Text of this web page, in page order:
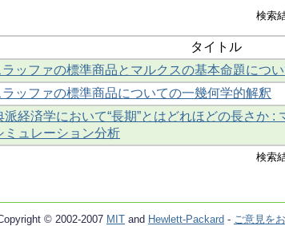
検索
タイトル
ラッファの標準商品とマルクスの基本命題につ
ラッファの標準商品についての一幾何学的解釈
派経済学において“長期”とはどれほどの長さか :
ミュレーション分析
検索
© 2002-2007 MIT and Hewlett-Packard - ご意見を